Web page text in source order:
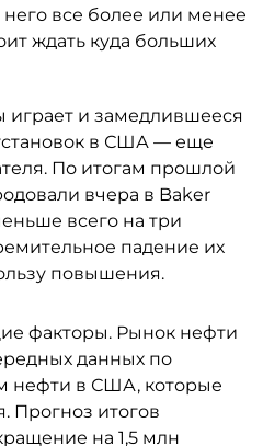
все более или менее
ждать куда больших
играет и замедлившееся
в США — еще
По итогам прошлой
вчера в Baker
всего на три
падение их
повышения.
факторы. Рынок нефти
данных по
нефти в США, которые
Прогноз итогов
на 1,5 млн